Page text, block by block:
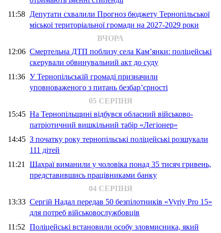
11:58 Депутати схвалили Прогноз бюджету Тернопільської
міської територіальної громади на 2027-2029 роки
ВЧОРА
12:06 Смертельна ДТП поблизу села Кам’янки: поліцейські
скерували обвинувальний акт до суду
11:36 У Тернопільській громаді призначили
уповноваженого з питань безбар’єрності
05 СЕРПНЯ
15:45 На Тернопільщині відбувся обласний військово-
патріотичний вишкільний табір «Легіонер»
14:45 З початку року тернопільські поліцейські розшукали
111 дітей
11:21 Шахраї виманили у чоловіка понад 35 тисяч гривень,
представившись працівниками банку
04 СЕРПНЯ
13:33 Сергій Надал передав 50 безпілотників «Vyriy Pro 15»
для потреб військовослужбовців
11:52 Поліцейські встановили особу зловмисника, який